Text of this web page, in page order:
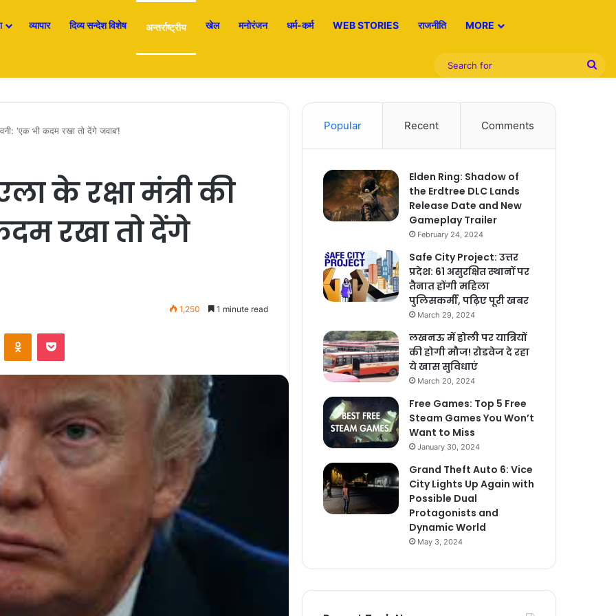
व्यापार दिव्य सन्देश विशेष अन्तर्राष्ट्रीय खेल मनोरंजन धर्म-कर्म WEB STORIES राजनीति MORE
‘एक भी कदम रखा तो देंगे जवाब’!
के रक्षा मंत्री की
रखा तो देंगे
1,250 1 minute read
Popular Recent Comments
Elden Ring: Shadow of
the Erdtree DLC Lands
Release Date and New
Gameplay Trailer
February 24, 2024
Safe City Project: उत्तर
प्रदेश: 61 असुरक्षित स्थानों पर
तैनात होंगी महिला
पुलिसकर्मी, पढ़िए पूरी खबर
March 29, 2024
लखनऊ में होली पर यात्रियों
की होगी मौज! रोडवेज दे रहा
ये खास सुविधाएं
March 20, 2024
Free Games: Top 5 Free
Steam Games You Won’t
Want to Miss
January 30, 2024
Grand Theft Auto 6: Vice
City Lights Up Again with
Possible Dual
Protagonists and
Dynamic World
May 3, 2024